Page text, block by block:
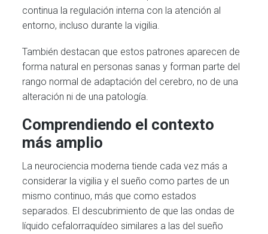
continua la regulación interna con la atención al
entorno, incluso durante la vigilia.
También destacan que estos patrones aparecen de
forma natural en personas sanas y forman parte del
rango normal de adaptación del cerebro, no de una
alteración ni de una patología.
Comprendiendo el contexto
más amplio
La neurociencia moderna tiende cada vez más a
considerar la vigilia y el sueño como partes de un
mismo continuo, más que como estados
separados. El descubrimiento de que las ondas de
líquido cefalorraquídeo similares a las del sueño